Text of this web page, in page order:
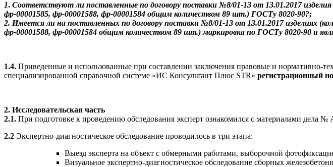
1. Соответствуют ли поставленные по договору поставки №8/01-13 от 13.01.2017
фр-00001585, фр-00001588, фр-00001584 общим количеством 89 шт.) ГОСТу 8020-90?;
2. Имеется ли на поставленных по договору поставки №8/01-13 от 13.01.2017 изделиях
фр-00001588, фр-00001584 общим количеством 89 шт.) маркировка по ГОСТу 8020-90 и
1.4. Приведенные и использованные при составлении заключения правовые и нормативно-
специализированной справочной системе «ИС Консультант Плюс STR» регистрационный
2. Исследовательская часть
2.1. При подготовке к проведению обследования эксперт ознакомился с материалами дела №
2.2 Экспертно-диагностическое обследование проводилось в три этапа:
Выезд эксперта на объект с обмерными работами, выборочной
Визуальное экспертно-диагностическое обследование сборных